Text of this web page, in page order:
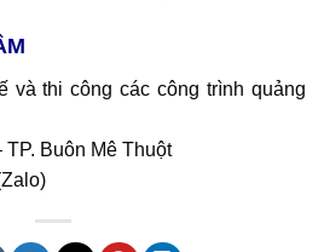
và thi công các công trình quảng
Buôn Mê Thuột
Zalo)